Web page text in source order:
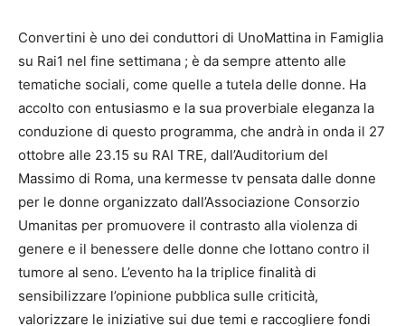
Convertini è uno dei conduttori di UnoMattina in Famiglia
su Rai1 nel fine settimana ; è da sempre attento alle
tematiche sociali, come quelle a tutela delle donne. Ha
accolto con entusiasmo e la sua proverbiale eleganza la
conduzione di questo programma, che andrà in onda il 27
ottobre alle 23.15 su RAI TRE, dall’Auditorium del
Massimo di Roma, una kermesse tv pensata dalle donne
per le donne organizzato dall’Associazione Consorzio
Umanitas per promuovere il contrasto alla violenza di
genere e il benessere delle donne che lottano contro il
tumore al seno. L’evento ha la triplice finalità di
sensibilizzare l’opinione pubblica sulle criticità,
valorizzare le iniziative sui due temi e raccogliere fondi